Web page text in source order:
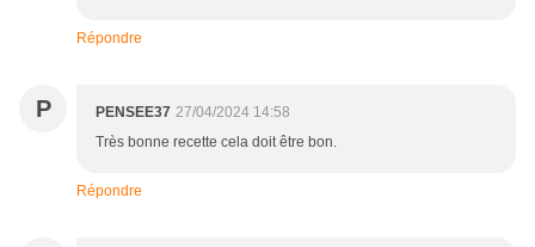
Répondre
P PENSEE37 27/04/2024 14:58
Très bonne recette cela doit être bon.
Répondre